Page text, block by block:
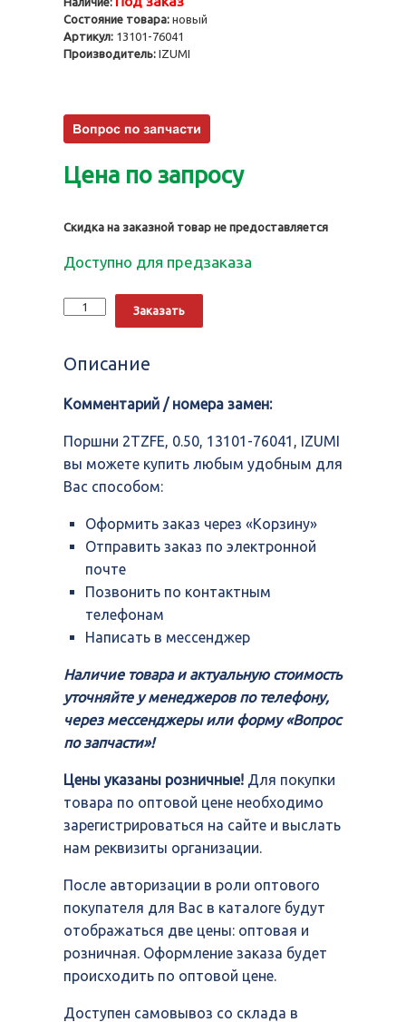
Состояние товара: новый
Артикул: 13101-76041
Производитель: IZUMI
Цена по запросу
Скидка на заказной товар не предоставляется
Доступно для предзаказа
Количество
Поршни
13101-
IZUMI
Заказать
Описание
Комментарий / номера замен:
Поршни 2TZFE, 0.50, 13101-76041, IZUMI
вы можете купить любым удобным для
Вас способом:
Оформить заказ через «Корзину»
Отправить заказ по электронной
почте
Позвонить по контактным
телефонам
Написать в мессенджер
Наличие товара и актуальную стоимость
уточняйте у менеджеров по телефону,
через мессенджеры или форму «Вопрос
по запчасти»!
Цены указаны розничные! Для покупки
товара по оптовой цене необходимо
зарегистрироваться на сайте и выслать
нам реквизиты организации.
После авторизации в роли оптового
покупателя для Вас в каталоге будут
отображаться две цены: оптовая и
розничная. Оформление заказа будет
происходить по оптовой цене.
Доступен самовывоз со склада в